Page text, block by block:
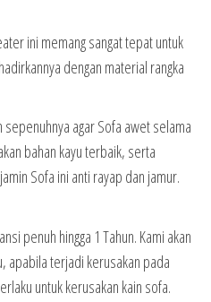
ini memang sangat tepat untuk
dengan material rangka
agar Sofa awet selama
bahan kayu terbaik, serta
Sofa ini anti rayap dan jamur.
penuh hingga 1 Tahun. Kami akan
apabila terjadi kerusakan pada
untuk kerusakan kain sofa.